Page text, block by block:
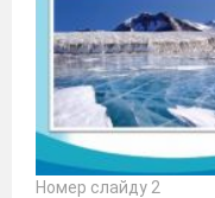
Номер слайду 2